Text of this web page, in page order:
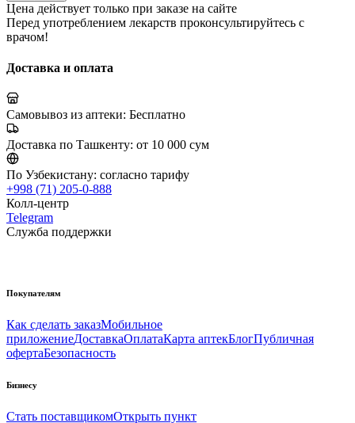
Цена действует только при заказе на сайте
Перед употреблением лекарств проконсультируйтесь с
врачом!
Доставка и оплата
Самовывоз из аптеки: Бесплатно
Доставка по Ташкенту: от 10 000 сум
По Узбекистану: согласно тарифу
+998 (71) 205-0-888
Колл-центр
Telegram
Служба поддержки
Покупателям
Как сделать заказМобильное
приложениеДоставкаОплатаКарта аптекБлогПубличная
офертаБезопасность
Бизнесу
Стать поставщикомОткрыть пункт